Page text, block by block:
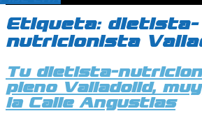
Etiqueta: dietista-
nutricionista
Tu dietista-
pleno Valladolid,
la Calle Angustias